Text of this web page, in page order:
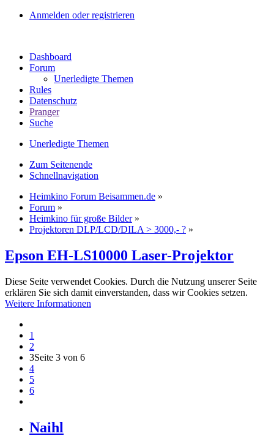
Anmelden oder registrieren
Dashboard
Forum
Unerledigte Themen
Rules
Datenschutz
Pranger
Suche
Unerledigte Themen
Zum Seitenende
Schnellnavigation
Heimkino Forum Beisammen.de »
Forum »
Heimkino für große Bilder »
Projektoren DLP/LCD/DILA > 3000,- ? »
Epson EH-LS10000 Laser-Projektor
Diese Seite verwendet Cookies. Durch die Nutzung unserer Seite
erklären Sie sich damit einverstanden, dass wir Cookies setzen.
Weitere Informationen
1
2
3Seite 3 von 6
4
5
6
Naihl